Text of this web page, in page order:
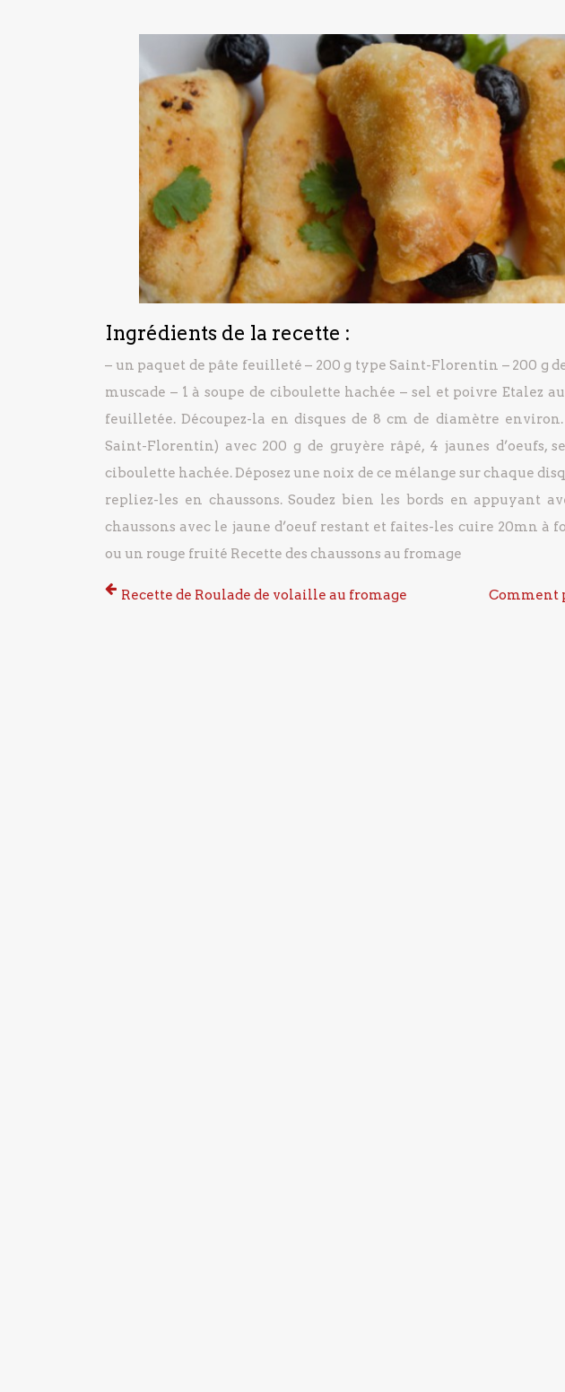
Ingrédients de la recette :
– un paquet de pâte feuilleté – 200 g type Saint-Florentin – 200 g
muscade – 1 à soupe de ciboulette hachée – sel et poivre Etalez
feuilletée. Découpez-la en disques de 8 cm de diamètre environ.
Saint-Florentin) avec 200 g de gruyère râpé, 4 jaunes d’oeufs,
ciboulette hachée.Déposez une noix de ce mélange sur chaque
repliez-les en chaussons.Soudez bien les bords en appuyant
chaussons avec le jaune d’oeuf restant et faites-les cuire 20mn à
ou un rouge fruité Recette des chaussons au fromage
Recette de Roulade de volaille au fromage
Comment